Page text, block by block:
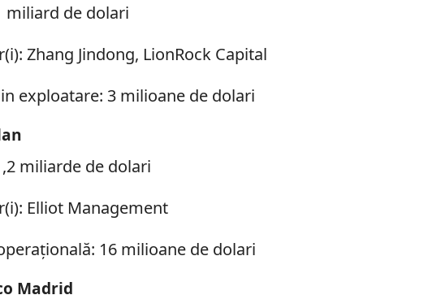
miliard de dolari
Zhang Jindong, LionRock Capital
exploatare: 3 milioane de dolari
miliarde de dolari
Elliot Management
16 milioane de dolari
Madrid